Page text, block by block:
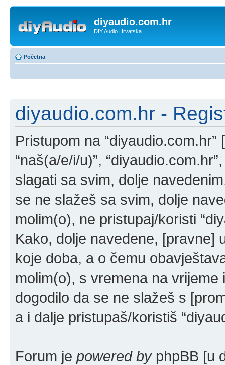
diyaudio.com.hr
DIY Audio Hrvatska
Početna
diyaudio.com.hr -
Pristupom na “diyaudio.com.hr”
“naš(a/e/i/u)”,
slagati sa svim, dolje
se ne slažeš sa svim, dolje
molim(o), ne pristupaj/koristi
Kako, dolje navedene, [pravne]
koje doba, a o čemu
molim(o), s vremena na
dogodilo da se ne slažeš s
a i dalje pristupaš/koristiš
Forum je powered byphpBB [u